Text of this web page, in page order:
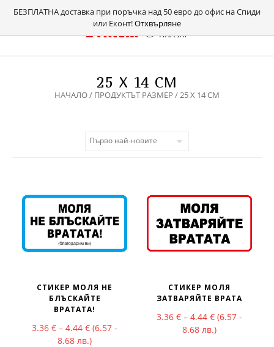
БЕЗПЛАТНА доставка при поръчка над 50 евро до офис на Спиди
или Еконт!Отхвърляне
25 X 14 СМ
НАЧАЛО/ ПРОДУКТЪТ РАЗМЕР / 25 X 14 СМ
СТИКЕР МОЛЯ НЕ
БЛЪСКАЙТЕ
ВРАТАТА!
3.36 € – 4.44 €Price range: 3.36 € through 4.44 €
(6.57 -
8.68 лв.)
СТИКЕР МОЛЯ
ЗАТВАРЯЙТЕ ВРАТА
3.36 € – 4.44 €Price range:
(6.57 -
8.68 лв.)